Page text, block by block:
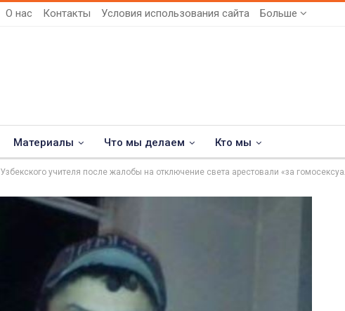
О нас Контакты Условия использования сайта Больше
Материалы Что мы делаем Кто мы
Узбекского учителя после жалобы на отключение света арестовали «за